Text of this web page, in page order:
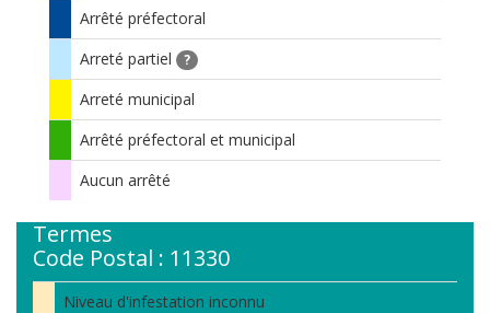
Arrêté préfectoral
Arreté partiel
?
Arreté municipal
Arrêté préfectoral et municipal
Aucun arrêté
Termes
Code Postal : 11330
Niveau d'infestation inconnu